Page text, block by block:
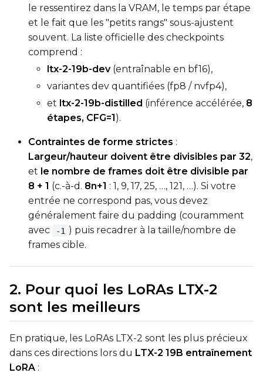
ToggleBlank Prompt
Blank Prompt
Other
VALIDATION
ADVANCED
DATASETS
You have no
The Target Dataset
Target Dataset
Select...
le ressentirez dans la VRAM, le temps par étape
et le fait que les "petits rangs" sous-ajustent
souvent. La liste officielle des checkpoints
comprend :
ltx-2-19b-dev(entraînable en bf16),
variantes dev quantifiées (fp8 / nvfp4),
et ltx-2-19b-distilled (inférence accélérée, 8
étapes, CFG=1 ).
Contraintes de forme strictes :
Largeur/hauteur doivent être divisibles par 32,
et le nombre de frames doit être divisible par
8 + 1 (c.-à-d. 8n+1 : 1, 9, 17, 25, …, 121, …). Si votre
entrée ne correspond pas, vous devez
généralement faire du padding (couramment
avec
-1 ) puis recadrer à la taille/nombre de
frames cible.
2. Pour quoi les LoRAs LTX-2
sont les meilleurs
En pratique, les LoRAs LTX-2 sont les plus précieux
dans ces directions lors du LTX-2 19B entraînement
LoRA :